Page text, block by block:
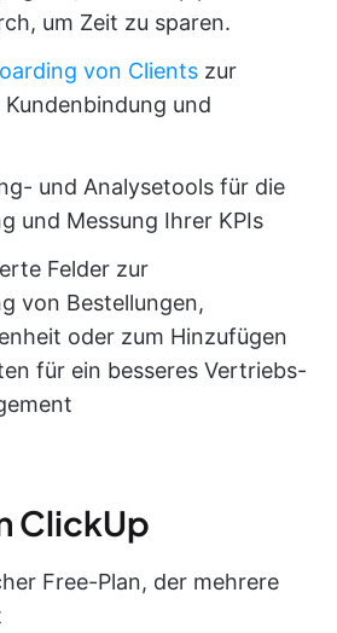
um Zeit zu sparen.
von Clients zur
und
und Analysetools für die
und Messung Ihrer KPIs
Felder zur
von Bestellungen,
oder zum Hinzufügen
für ein besseres Vertriebs-
ClickUp
Free-Plan, der mehrere